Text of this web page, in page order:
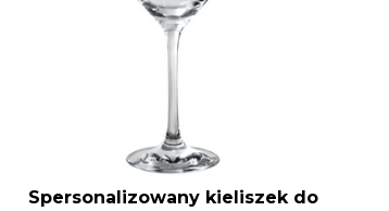
Spersonalizowany kieliszek do